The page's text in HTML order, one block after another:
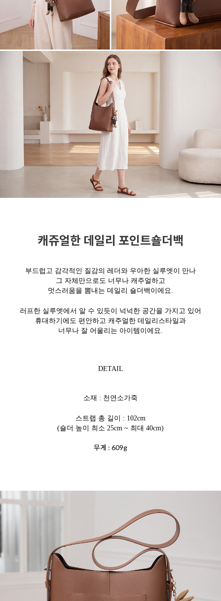
캐쥬얼한 데일리 포인트숄더백
부드럽고 감각적인 질감의 레더와 우아한 실루엣이 만나
그 자체만으로도 너무나 캐주얼하고
멋스러움을 뽐내는 데일리 숄더백이에요.
러프한 실루엣에서 알 수 있듯이 넉넉한 공간을 가지고 있어
휴대하기에도 편안하고 캐주얼한 데일리스타일과
너무나 잘 어울리는 아이템이에요.
DETAIL
소재 : 천연소가죽
스트랩 총 길이 : 102cm
(숄더 높이 최소 25cm ~ 최대 40cm)
무게 : 609g